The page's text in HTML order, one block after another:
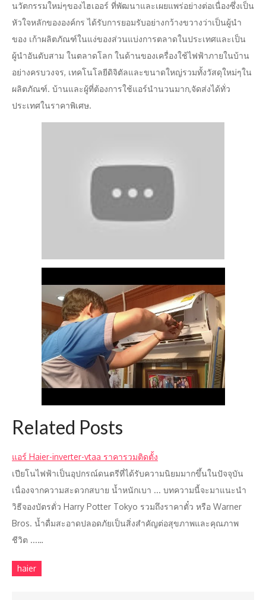
นวัตกรรมใหม่ๆของไฮเออร์ ที่พัฒนาและเผยแพร่อย่างต่อเนื่องซึ่งเป็น
หัวใจหลักขององค์กร ได้รับการยอมรับอย่างกว้างขวางว่าเป็นผู้นำ
ของ เก้าผลิตภัณฑ์ในแง่ของส่วนแบ่งการตลาดในประเทศและเป็น
ผู้นำอันดับสาม ในตลาดโลก ในด้านของเครื่องใช้ไฟฟ้าภายในบ้าน
อย่างครบวงจร, เทคโนโลยีดิจิตัลและขนาดใหญ่รวมทั้งวัสดุใหม่ๆใน
ผลิตภัณฑ์. บ้านและผู้ที่ต้องการใช้แอร์นำนวนมาก,จัดส่งได้ทั่ว
ประเทศในราคาพิเศษ.
Related Posts
แอร์ Haier-inverter-vtaa ราคารวมติดตั้ง
เปียโนไฟฟ้าเป็นอุปกรณ์ดนตรีที่ได้รับความนิยมมากขึ้นในปัจจุบัน
เนื่องจากความสะดวกสบาย น้ำหนักเบา ... บทความนี้จะมาแนะนำ
วิธีจองบัตรตั่ว Harry Potter Tokyo รวมถึงราคาตั๋ว หรือ Warner
Bros. น้ำดื่มสะอาดปลอดภัยเป็นสิ่งสำคัญต่อสุขภาพและคุณภาพ
ชีวิต ...…
haier